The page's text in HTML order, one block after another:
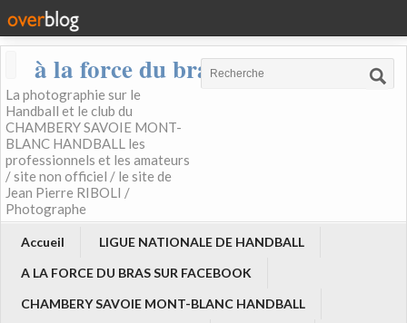
à la force du bras
La photographie sur le
Handball et le club du
CHAMBERY SAVOIE MONT-
BLANC HANDBALL les
professionnels et les amateurs
/ site non officiel / le site de
Jean Pierre RIBOLI /
Photographe
Accueil
LIGUE NATIONALE DE HANDBALL
A LA FORCE DU BRAS SUR FACEBOOK
CHAMBERY SAVOIE MONT-BLANC HANDBALL